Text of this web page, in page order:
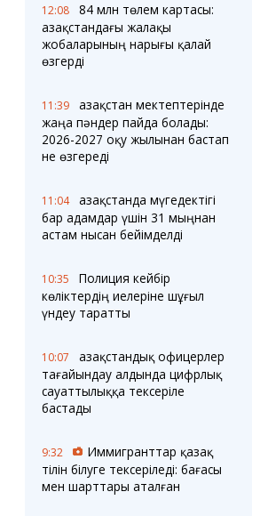
Медиа
Фото
Бейне
Timelapse
12:08
84 млн төлем картасы:
Қазақстандағы жалақы
жобаларының нарығы қалай
өзгерді
11:39
Қазақстан мектептерінде
жаңа пәндер пайда болады:
2026-2027 оқу жылынан бастап
не өзгереді
11:04
Қазақстанда мүгедектігі
бар адамдар үшін 31 мыңнан
астам нысан бейімделді
10:35
Полиция кейбір
көліктердің иелеріне шұғыл
үндеу таратты
10:07
Қазақстандық офицерлер
тағайындау алдында цифрлық
сауаттылыққа тексеріле
бастады
9:32
Иммигранттар қазақ
тілін білуге тексеріледі: бағасы
мен шарттары аталған